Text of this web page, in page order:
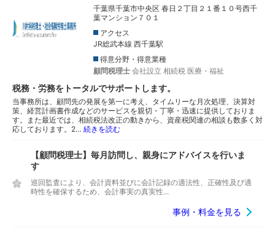
千葉県千葉市中央区 春日２丁目２１番１０号西千
葉マンション７０１
アクセス
JR総武本線 西千葉駅
得意分野・得意業種
顧問税理士 会社設立 相続税 医療・福祉
税務・労務をトータルでサポートします。
当事務所は、顧問先の発展を第一に考え、タイムリーな月次処理、決算対
策、経営計画書作成などのサービスを親切・丁寧・迅速に提供しておりま
す。また最近では、相続税法改正の動きから、資産税関連の相談も数多く対
応しております。2… 続きを読む
【顧問税理士】毎月訪問し、親身にアドバイスを行いま
す
巡回監査により、会計資料並びに会計記録の適法性、正確性及び適
時性を確保するため、会計事実の真実性...
事例・料金を見る